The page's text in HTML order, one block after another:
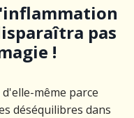
pas
!
même parce
déséquilibres dans